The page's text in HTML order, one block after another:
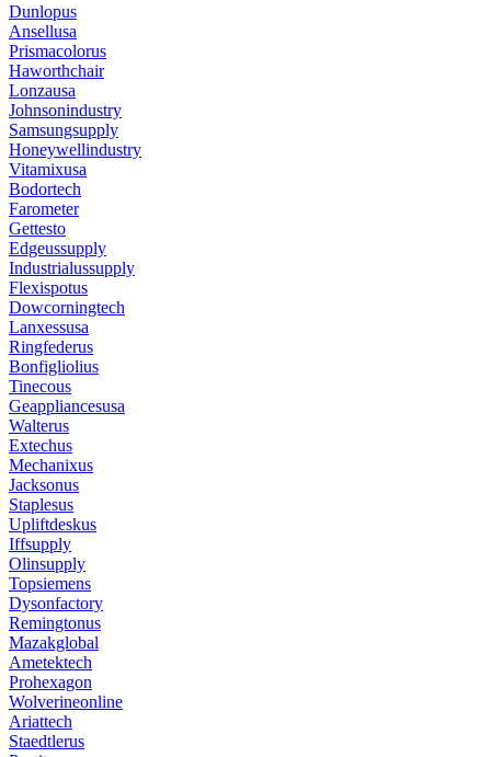
Dunlopus
Ansellusa
Prismacolorus
Haworthchair
Lonzausa
Johnsonindustry
Samsungsupply
Honeywellindustry
Vitamixusa
Bodortech
Farometer
Gettesto
Edgeussupply
Industrialussupply
Flexispotus
Dowcorningtech
Lanxessusa
Ringfederus
Bonfigliolius
Tinecous
Geappliancesusa
Walterus
Extechus
Mechanixus
Jacksonus
Staplesus
Upliftdeskus
Iffsupply
Olinsupply
Topsiemens
Dysonfactory
Remingtonus
Mazakglobal
Ametektech
Prohexagon
Wolverineonline
Ariattech
Staedtlerus